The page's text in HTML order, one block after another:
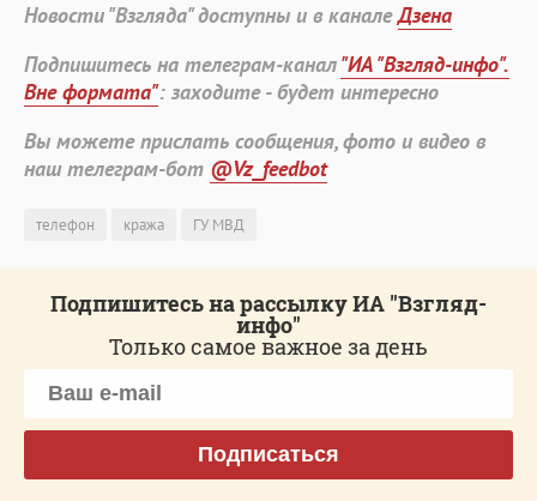
Новости "Взгляда" доступны и в каналеДзена
Подпишитесь на телеграм-канал"ИА "Взгляд-инфо".
Вне формата": заходите - будет интересно
Вы можете прислать сообщения, фото и видео в
наш телеграм-бот @Vz_feedbot
телефон кража ГУ МВД
Подпишитесь на рассылку ИА "Взгляд-
инфо"
Только самое важное за день
Подписаться